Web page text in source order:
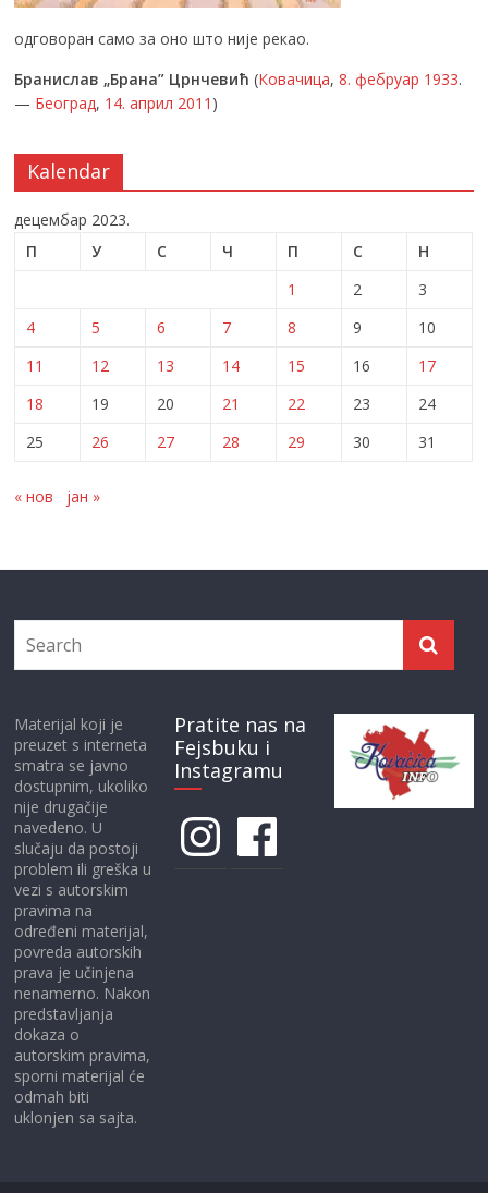
одговоран само за оно што није рекао.
Бранислав „Брана” Црнчевић (Ковачица,8. фебруар 1933.
— Београд, 14. април 2011 )
Kalendar
децембар 2023.
П
У С Ч П С
Н
1
2
3
4
5 6 7 8 9
10
11
12 13 14 15 16
17
18
19 20 21 22 23
24
25
26 27 28 29 30 31
« нов јан »
Materijal koji je
preuzet s interneta
smatra se javno
dostupnim, ukoliko
nije drugačije
navedeno. U
slučaju da postoji
problem ili greška u
vezi s autorskim
pravima na
određeni materijal,
povreda autorskih
prava je učinjena
nenamerno. Nakon
predstavljanja
dokaza o
autorskim pravima,
sporni materijal će
odmah biti
uklonjen sa sajta.
Pratite nas na
Fejsbuku i
Instagramu
InstagramFacebook